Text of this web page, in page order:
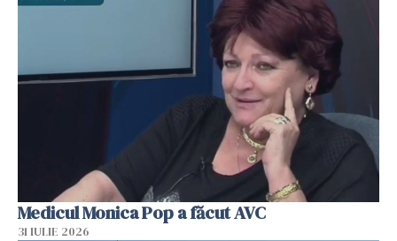
Medicul Monica Pop a făcut AVC
31 IULIE 2026